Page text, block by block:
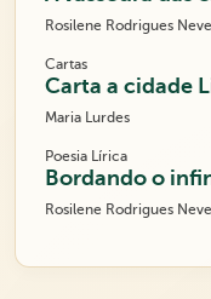
Rosilene Rodrigues
Cartas
Carta a cidade
Maria Lurdes
Poesia Lírica
Bordando o
Rosilene Rodrigues